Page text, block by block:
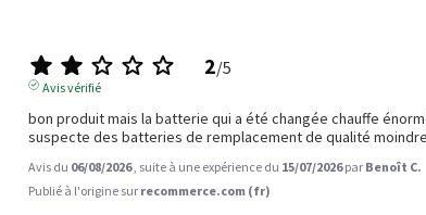
2/5
Avis vérifié
bon produit mais la batterie qui a été changée chauffe
suspecte des batteries de remplacement de qualité
Avis du 06/08/2026 , suite à une expérience du 15/07/2026par Benoît C.
Publié à l'origine sur recommerce.com (fr)